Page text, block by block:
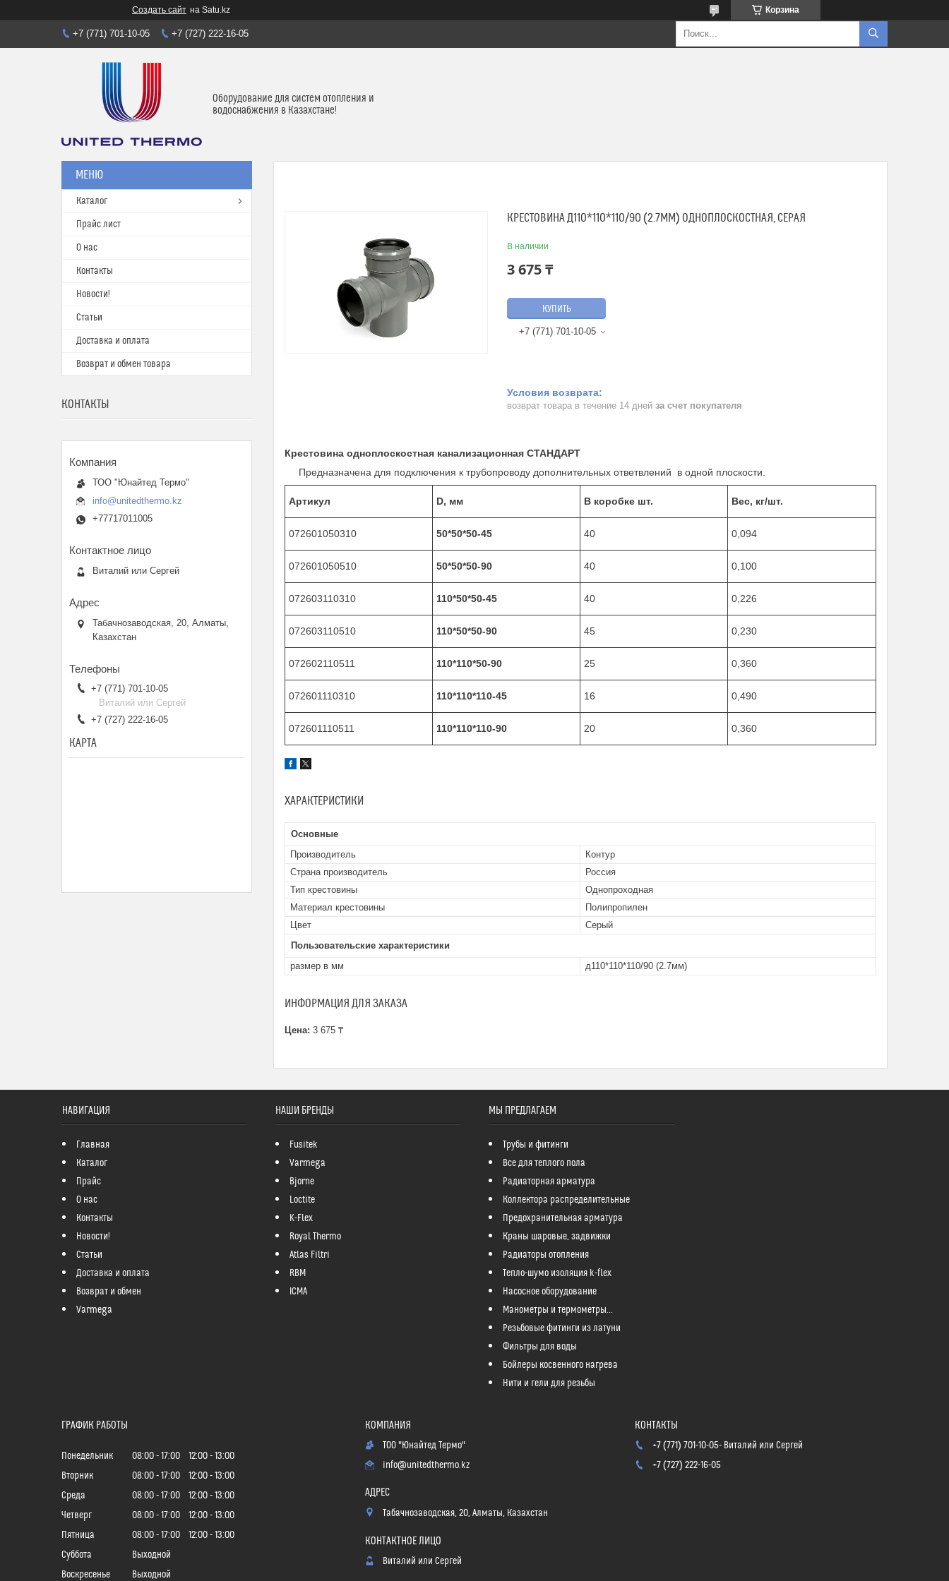
Создать сайт на Satu.kz Корзина
+7 (771) 701-10-05 +7 (727) 222-16-05
Оборудование для систем отопления и
водоснабжения в Казахстане!
КРЕСТОВИНА Д110*110*110/90 (2.7ММ) ОДНОПЛОСКОСТНАЯ, СЕРАЯ
В наличии
3 675 ₸
КУПИТЬ
+7 (771) 701-10-05
возврат товара в течение 14 дней за счет покупателя
Крестовина одноплоскостная канализационная СТАНДАРТ
Предназначена для подключения к трубопроводу дополнительных ответвлений в одной плоскости.
Артикул D, мм В коробке шт. Вес, кг/шт.
072601050310 50*50*50-45 40 0,094
072601050510 50*50*50-90 40 0,100
072603110310 110*50*50-45 40 0,226
072603110510 110*50*50-90 45 0,230
072602110511 110*110*50-90 25 0,360
072601110310 110*110*110-45 16 0,490
072601110511 110*110*110-90 20 0,360
ХАРАКТЕРИСТИКИ
Основные
Производитель
Контур
Страна производитель
Россия
Тип крестовины
Однопроходная
Материал крестовины
Полипропилен
Цвет
Серый
Пользовательские характеристики
размер в мм
д110*110*110/90 (2.7мм)
ИНФОРМАЦИЯ ДЛЯ ЗАКАЗА
Цена: 3 675 ₸
Каталог
Прайс лист
О нас
Контакты
Новости!
Статьи
Доставка и оплата
Возврат и обмен товара
КОНТАКТЫ
ТОО "Юнайтед Термо"
info@unitedthermo.kz
+77717011005
Виталий или Сергей
Табачнозаводская, 20, Алматы,
Казахстан
+7 (771) 701-10-05
Виталий или Сергей
+7 (727) 222-16-05
КАРТА
НАВИГАЦИЯ
Главная
Каталог
Прайс
О нас
Контакты
Новости!
Статьи
Доставка и оплата
Возврат и обмен
Varmega
НАШИ БРЕНДЫ
Fusitek
Varmega
Bjorne
Loctite
K-Flex
Royal Thermo
Atlas Filtri
RBM
ICMA
МЫ ПРЕДЛАГАЕМ
Трубы и фитинги
Все для теплого пола
Радиаторная арматура
Коллектора распределительные
Предохранительная арматура
Краны шаровые, задвижки
Радиаторы отопления
Тепло-шумо изоляция k-flex
Насосное оборудование
Манометры и термометры...
Резьбовые фитинги из латуни
Фильтры для воды
Бойлеры косвенного нагрева
Нити и гели для резьбы
ГРАФИК РАБОТЫ
Понедельник 08:00 17:00 12:00
13:00
Вторник
08:00 17:00 12:00
13:00
Среда
08:00 17:00 12:00
13:00
Четверг
08:00 17:00 12:00
13:00
Пятница
08:00 17:00 12:00
13:00
Суббота
Выходной
Воскресенье
Выходной
ТОО "Юнайтед Термо"
info@unitedthermo.kz
Табачнозаводская, 20, Алматы, Казахстан
Виталий или Сергей
+7 (771) 701-10-05 Виталий или Сергей
+7 (727) 222-16-05